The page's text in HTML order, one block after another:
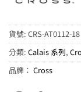
貨號: CRS-AT0112-18
分類: Calais 系列,
品牌： Cross